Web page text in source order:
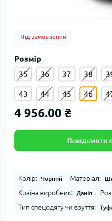
Під замовлення
Розмір
35
36 37 38
43 44 45 46
4 956.00 ₴
Повідомити
Колір: Чорний Матеріал:
Країна виробник: Данія
Тип спецодягу чи взуття: